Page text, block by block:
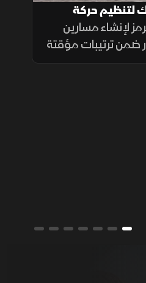
لتنظيم حركة
لإنشاء مسارين
ضمن ترتيبات مؤقتة
حذر إيراني واشتراط